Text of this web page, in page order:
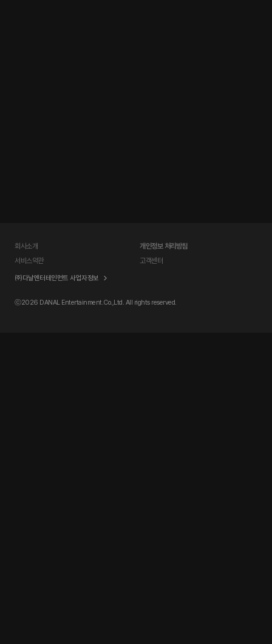
회사소개
개인정보 처리방침
서비스약관
고객센터
㈜다날엔터테인먼트 사업자정보
ⓒ2026 DANAL Entertainment.Co.,Ltd. All rights reserved.